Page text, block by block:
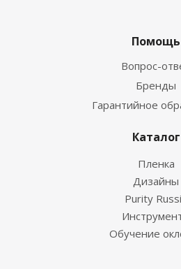
Помощь
Вопрос-
Бренды
Гарантийное
Каталог
Пленка
Дизайны
Purity
Обучение